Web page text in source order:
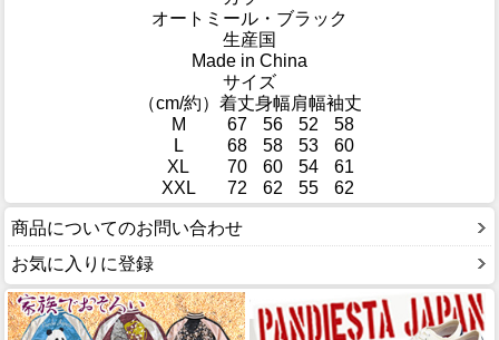
オートミール・ブラック
生産国
Made in China
サイズ
（cm/約） 着丈身幅肩幅袖丈
M
67 56 52
58
L
68 58 53
60
XL
70 60 54
61
XXL
72 62 55 62
商品についてのお問い合わせ
お気に入りに登録